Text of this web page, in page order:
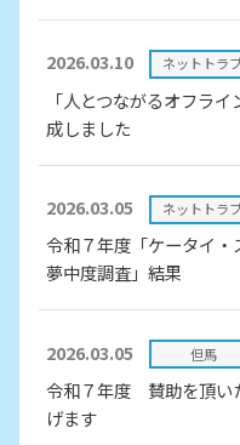
2026.03.10 ネットトラ
「人とつながるオフラ
成しました
2026.03.05 ネットトラ
令和７年度「ケータイ・
夢中度調査」結果
2026.03.05 但馬
令和７年度 賛助を頂い
げます